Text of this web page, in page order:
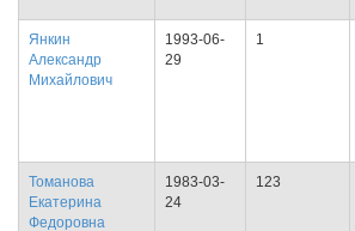
Янкин
Александр
Михайлович
1993-06-
29
1
Томанова
Екатерина
Федоровна
1983-03-
24
123